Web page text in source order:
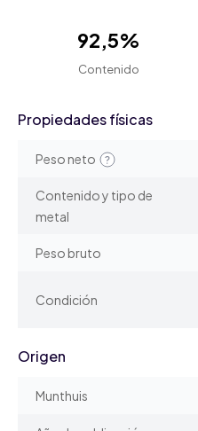
92,5%
Contenido
Propiedades físicas
Peso neto
Contenido y tipo de
metal
Peso bruto
Condición
Origen
Munthuis